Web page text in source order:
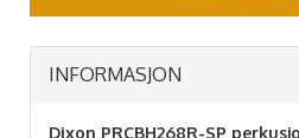
INFORMASJON
Dixon PRCBH268R-SP